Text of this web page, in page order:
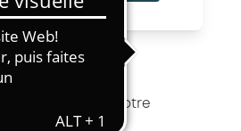
d'eau et d'assainissement
du bois
et travail aérien
de votre